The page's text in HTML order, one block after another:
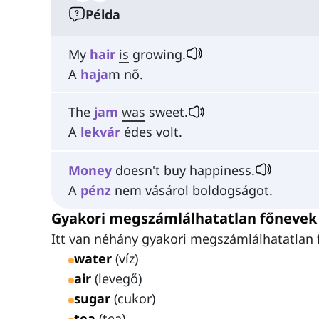
Példa
My hair is growing.
A hajam nő.
The jam was sweet.
A lekvár édes volt.
Money doesn't buy happiness.
A pénz nem vásárol boldogságot.
Gyakori megszámlálhatatlan főnevek
Itt van néhány gyakori megszámlálhatatlan
water (víz)
air (levegő)
sugar (cukor)